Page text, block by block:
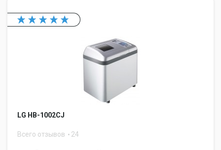
LG HB-1002CJ
Всего отзывов 24